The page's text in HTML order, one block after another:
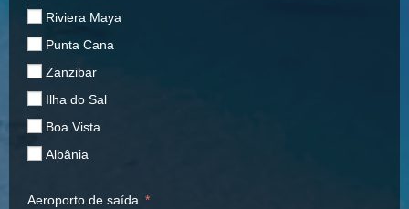
Riviera Maya
Punta Cana
Zanzibar
Ilha do Sal
Boa Vista
Albânia
Aeroporto de saída